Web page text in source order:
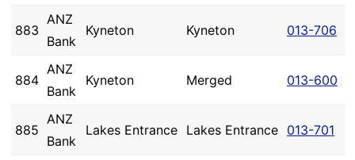
883
ANZ
Bank
Kyneton Kyneton 013-706
884
ANZ
Bank
Kyneton Merged 013-600
885
ANZ
Bank
Lakes Entrance Lakes Entrance 013-701